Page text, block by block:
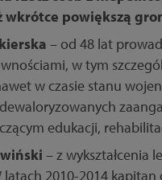
wkrótce powiększą
– od 48 lat
w tym
w czasie stanu
edukacji,
– z wykształcenia
latach 2010-2014